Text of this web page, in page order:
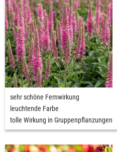
sehr schöne Fernwirkung
leuchtende Farbe
tolle Wirkung in Gruppenpflanzungen